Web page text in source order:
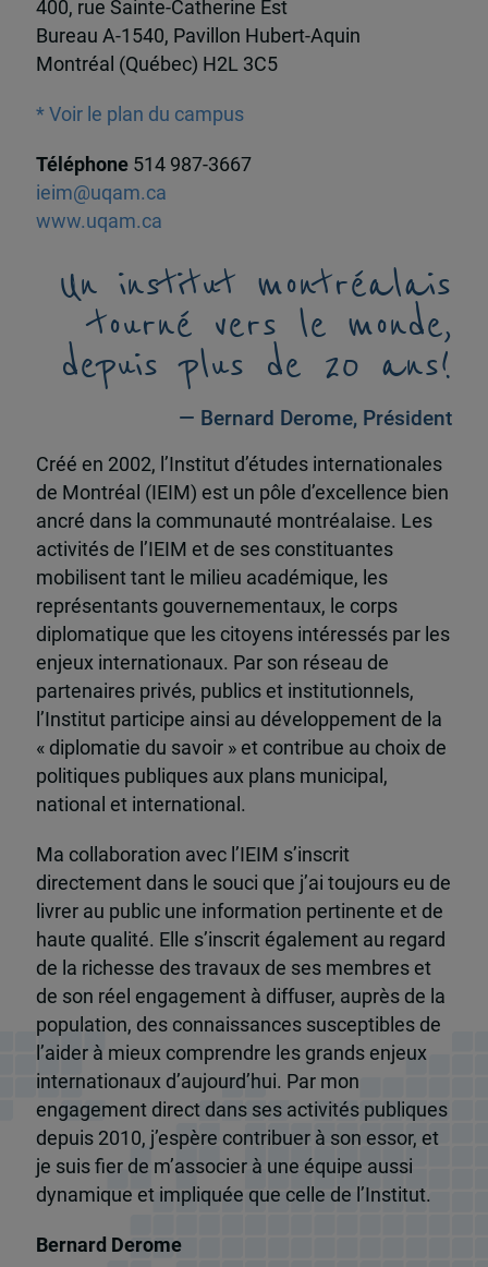
400, rue Sainte-Catherine Est
Bureau A-1540, Pavillon Hubert-Aquin
Montréal (Québec) H2L 3C5
* Voir le plan du campus
Téléphone 514 987-3667
ieim@uqam.ca
www.uqam.ca
Un institut montréalais
tourné vers le monde,
depuis plus de 20 ans!
— Bernard Derome, Président
Créé en 2002, l’Institut d’études internationales
de Montréal (IEIM) est un pôle d’excellence bien
ancré dans la communauté montréalaise. Les
activités de l’IEIM et de ses constituantes
mobilisent tant le milieu académique, les
représentants gouvernementaux, le corps
diplomatique que les citoyens intéressés par les
enjeux internationaux. Par son réseau de
partenaires privés, publics et institutionnels,
l’Institut participe ainsi au développement de la
« diplomatie du savoir » et contribue au choix de
politiques publiques aux plans municipal,
national et international.
Ma collaboration avec l’IEIM s’inscrit
directement dans le souci que j’ai toujours eu de
livrer au public une information pertinente et de
haute qualité. Elle s’inscrit également au regard
de la richesse des travaux de ses membres et
de son réel engagement à diffuser, auprès de la
population, des connaissances susceptibles de
l’aider à mieux comprendre les grands enjeux
internationaux d’aujourd’hui. Par mon
engagement direct dans ses activités publiques
depuis 2010, j’espère contribuer à son essor, et
je suis fier de m’associer à une équipe aussi
dynamique et impliquée que celle de l’Institut.
Bernard Derome